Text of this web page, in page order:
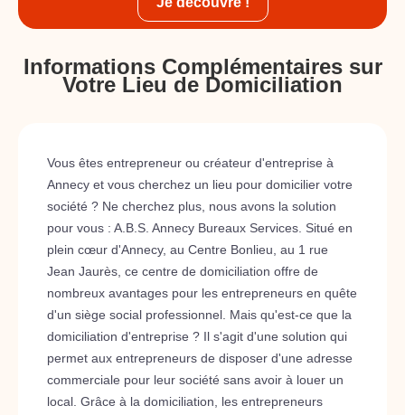
Informations Complémentaires sur
Votre Lieu de Domiciliation
Vous êtes entrepreneur ou créateur d'entreprise à
Annecy et vous cherchez un lieu pour domicilier votre
société ? Ne cherchez plus, nous avons la solution
pour vous : A.B.S. Annecy Bureaux Services. Situé en
plein cœur d'Annecy, au Centre Bonlieu, au 1 rue
Jean Jaurès, ce centre de domiciliation offre de
nombreux avantages pour les entrepreneurs en quête
d'un siège social professionnel. Mais qu'est-ce que la
domiciliation d'entreprise ? Il s'agit d'une solution qui
permet aux entrepreneurs de disposer d'une adresse
commerciale pour leur société sans avoir à louer un
local. Grâce à la domiciliation, les entrepreneurs